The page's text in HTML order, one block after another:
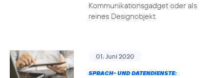
Kommunikationsgadget oder als
reines Designobjekt.
01. Juni 2020
SPRACH- UND DATENDIENSTE: